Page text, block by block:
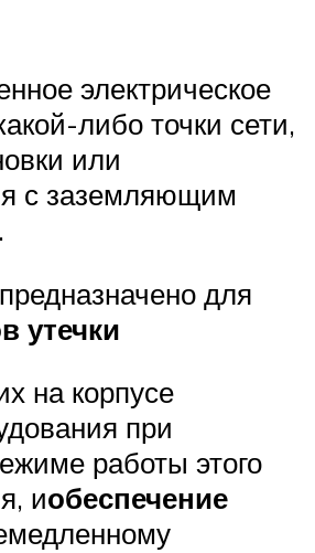
электрическое
либо точки сети,
или
с заземляющим
для
утечки
на корпусе
при
работы этого
иобеспечение